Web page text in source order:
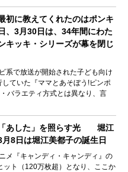
初に教えてくれたのはポンキ
、3月30日は、34年間にわた
キッキ・シリーズが幕を閉じ
系で放送が開始された子ども向け
ていた『ママとあそぼう!ピンポ
バラエティ方式とは異なり、言
「あした」を照らす光 堀江
8日は堀江美都子の誕生日
メ『キャンディ・キャンディ』の
ット（120万枚超）となり、ここか